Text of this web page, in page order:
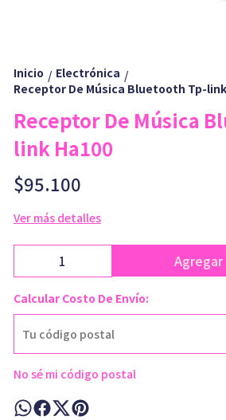
Inicio / Electrónica /
Receptor De Música Bluetooth Tp-
Receptor De Música
link Ha100
$95.100
Ver más detalles
Calcular Costo De Envío:
No sé mi código postal